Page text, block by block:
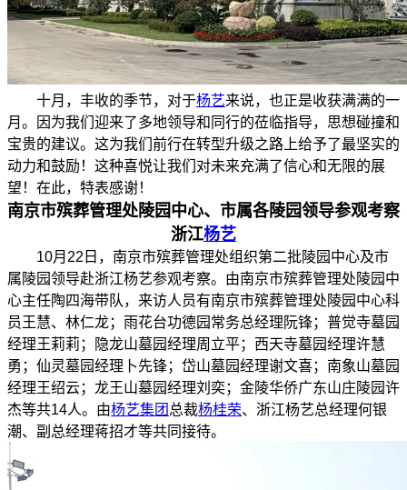
十月，丰收的季节，对于杨艺来说，也正是收获满满的一
月。因为我们迎来了多地领导和同行的莅临指导，思想碰撞和
宝贵的建议。这为我们前行在转型升级之路上给予了最坚实的
动力和鼓励！这种喜悦让我们对未来充满了信心和无限的展
望！在此，特表感谢！
南京市殡葬管理处陵园中心、市属各陵园领导参观考察
浙江杨艺
10月22日，南京市殡葬管理处组织第二批陵园中心及市
属陵园领导赴浙江杨艺参观考察。由南京市殡葬管理处陵园中
心主任陶四海带队，来访人员有南京市殡葬管理处陵园中心科
员王慧、林仁龙；雨花台功德园常务总经理阮锋；普觉寺墓园
经理王莉莉；隐龙山墓园经理周立平；西天寺墓园经理许慧
勇；仙灵墓园经理卜先锋；岱山墓园经理谢文喜；南象山墓园
经理王绍云；龙王山墓园经理刘奕；金陵华侨广东山庄陵园许
杰等共14人。由杨艺集团 总裁杨桂荣、浙江杨艺总经理何银
潮、副总经理蒋招才等共同接待。